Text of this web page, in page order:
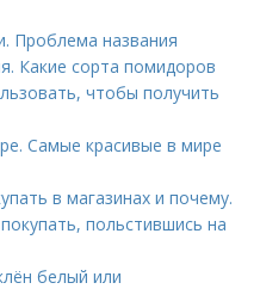
Проблема названия
Какие сорта помидоров
чтобы получить
Самые красивые в мире
в магазинах и почему.
польстившись на
белый или